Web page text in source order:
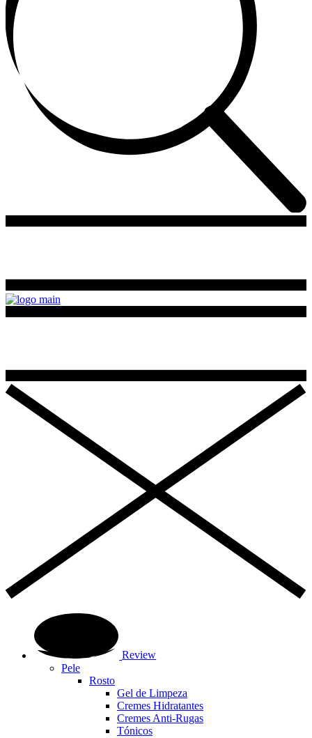
Review
Pele
Rosto
Gel de Limpeza
Cremes Hidratantes
Cremes Anti-Rugas
Tónicos